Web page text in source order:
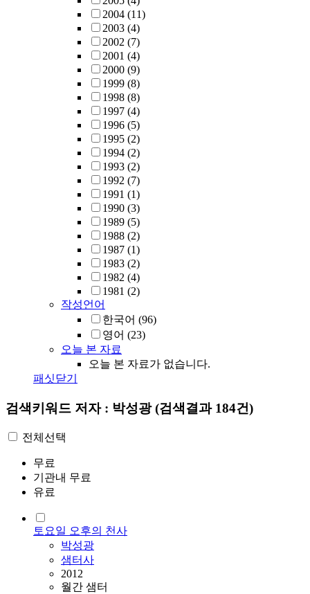
2004 (11)
2003 (4)
2002 (7)
2001 (4)
2000 (9)
1999 (8)
1998 (8)
1997 (4)
1996 (5)
1995 (2)
1994 (2)
1993 (2)
1992 (7)
1991 (1)
1990 (3)
1989 (5)
1988 (2)
1987 (1)
1983 (2)
1982 (4)
1981 (2)
작성언어
한국어 (96)
영어 (23)
오늘 본 자료
오늘 본 자료가 없습니다.
패싯닫기
검색키워드 저자 : 박성광(검색결과 184건)
전체선택
무료
기관내 무료
유료
토요일 오후의 천사
박성광
샘터사
2012
월간 샘터